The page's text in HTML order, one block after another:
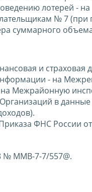
лотерей - на
№ 7 (при
суммарного
и страховая
- на
Межрайонную
в
ФНС России
№ ММВ-7-7/557@.